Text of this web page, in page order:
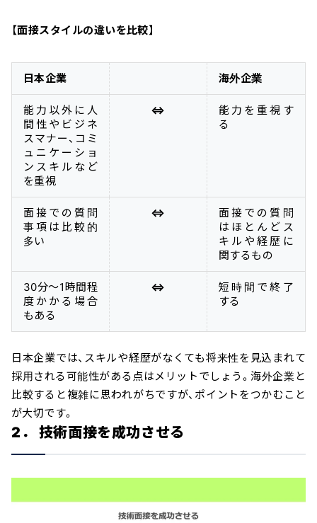
【面接スタイルの違いを比較】
日本企業 海外企業
能力以外に人
間性やビジネ
スマナー、コミ
ュニケーショ
ンスキルなど
を重視
⇔
能力を重視す
る
面接での質問
事項は比較的
多い
⇔
面接での質問
はほとんどス
キルや経歴に
関するもの
30分〜1時間程
度かかる場合
もある
⇔
短時間で終了
する
日本企業では、スキルや経歴がなくても将来性を見込まれて
採用される可能性がある点はメリットでしょう。海外企業と
比較すると複雑に思われがちですが、ポイントをつかむこと
が大切です。
2． 技術面接を成功させる